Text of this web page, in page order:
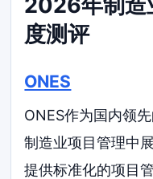
度测评
ONES
ONES作为国内领
制造业项目管理中
提供标准化的项目